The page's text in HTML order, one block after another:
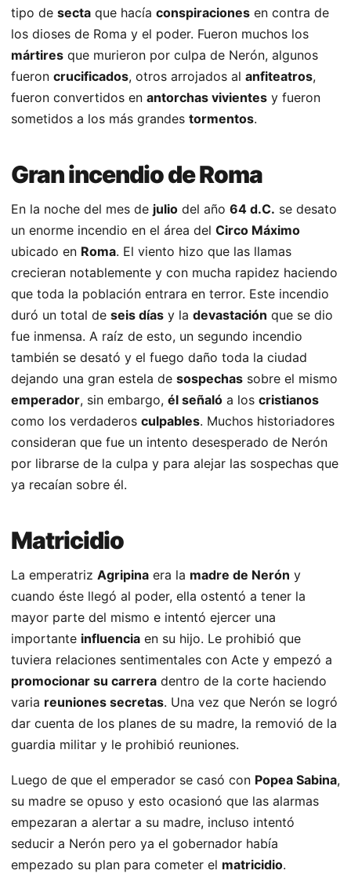
tipo de secta que hacía conspiraciones en contra de
los dioses de Roma y el poder. Fueron muchos los
mártires que murieron por culpa de Nerón, algunos
fueron crucificados, otros arrojados al anfiteatros,
fueron convertidos en antorchas vivientes y fueron
sometidos a los más grandes tormentos.
Gran incendio de Roma
En la noche del mes de julio del año 64 d.C. se desato
un enorme incendio en el área del Circo Máximo
ubicado en Roma. El viento hizo que las llamas
crecieran notablemente y con mucha rapidez haciendo
que toda la población entrara en terror. Este incendio
duró un total de seis días y la devastación que se dio
fue inmensa. A raíz de esto, un segundo incendio
también se desató y el fuego daño toda la ciudad
dejando una gran estela de sospechas sobre el mismo
emperador, sin embargo, él señaló a los cristianos
como los verdaderos culpables. Muchos historiadores
consideran que fue un intento desesperado de Nerón
por librarse de la culpa y para alejar las sospechas que
ya recaían sobre él.
Matricidio
La emperatriz Agripina era la madre de Nerón y
cuando éste llegó al poder, ella ostentó a tener la
mayor parte del mismo e intentó ejercer una
importante influencia en su hijo. Le prohibió que
tuviera relaciones sentimentales con Acte y empezó a
promocionar su carrera dentro de la corte haciendo
varia reuniones secretas. Una vez que Nerón se logró
dar cuenta de los planes de su madre, la removió de la
guardia militar y le prohibió reuniones.
Luego de que el emperador se casó con Popea Sabina,
su madre se opuso y esto ocasionó que las alarmas
empezaran a alertar a su madre, incluso intentó
seducir a Nerón pero ya el gobernador había
empezado su plan para cometer el matricidio.